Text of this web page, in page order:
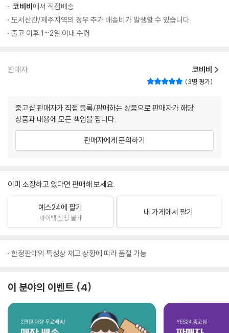
코비비에서 직접배송
도서산간/제주지역의 경우 추가 배송비가 발생할 수 있습니다.
출고 이후 1~2일 이내 수령
판매자 코비비
3명 평가
중고샵 판매자가 직접 등록/판매하는 상품으로 판매자가 해당
상품과 내용에 모든 책임을 집니다.
판매자에게 문의하기
이미 소장하고 있다면 판매해 보세요.
예스24에 팔기
바이백 신청 불가
내 가게에서 팔기
한정판매의 특성상 재고 상황에 따라 품절 가능
이 분야의 이벤트 4